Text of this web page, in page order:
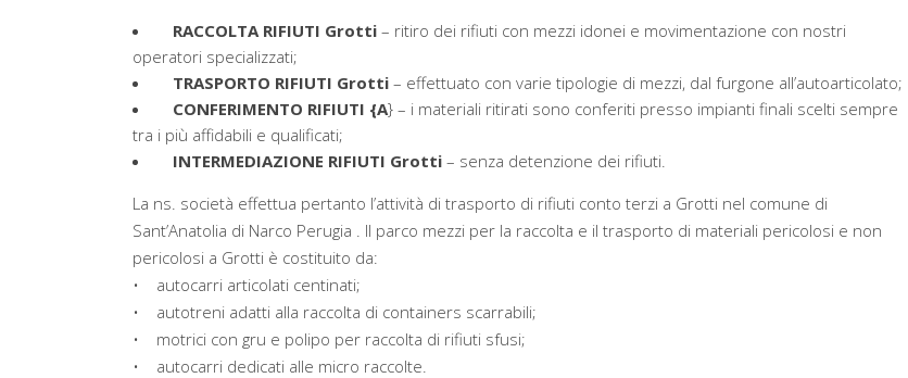
RACCOLTA RIFIUTI Grotti – ritiro dei rifiuti con mezzi idonei e movimentazione con nostri
operatori specializzati;
TRASPORTO RIFIUTI Grotti – effettuato con varie tipologie di mezzi, dal furgone all’autoarticolato;
CONFERIMENTO RIFIUTI {A} – i materiali ritirati sono conferiti presso impianti finali scelti sempre
tra i più affidabili e qualificati;
INTERMEDIAZIONE RIFIUTI Grotti – senza detenzione dei rifiuti.
La ns. società effettua pertanto l’attività di trasporto di rifiuti conto terzi a Grotti nel comune di
Sant’Anatolia di Narco Perugia . Il parco mezzi per la raccolta e il trasporto di materiali pericolosi e non
pericolosi a Grotti è costituito da:
• autocarri articolati centinati;
• autotreni adatti alla raccolta di containers scarrabili;
• motrici con gru e polipo per raccolta di rifiuti sfusi;
• autocarri dedicati alle micro raccolte.